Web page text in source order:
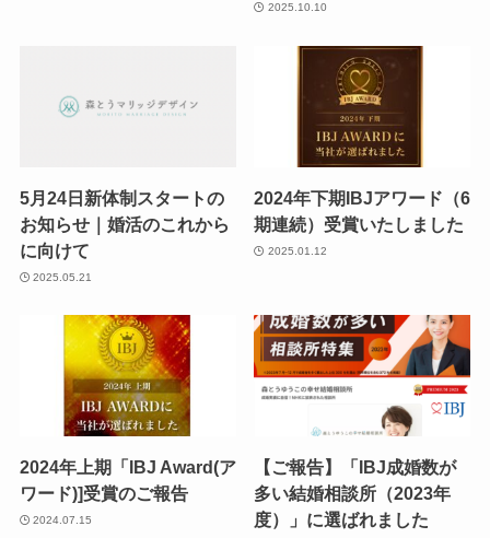
2025.10.10
5月24日新体制スタートの
お知らせ｜婚活のこれから
に向けて
2025.05.21
2024年下期IBJアワード（6
期連続）受賞いたしました
2025.01.12
2024年上期「IBJ Award(ア
ワード)]受賞のご報告
2024.07.15
【ご報告】「IBJ成婚数が
多い結婚相談所（2023年
度）」に選ばれました